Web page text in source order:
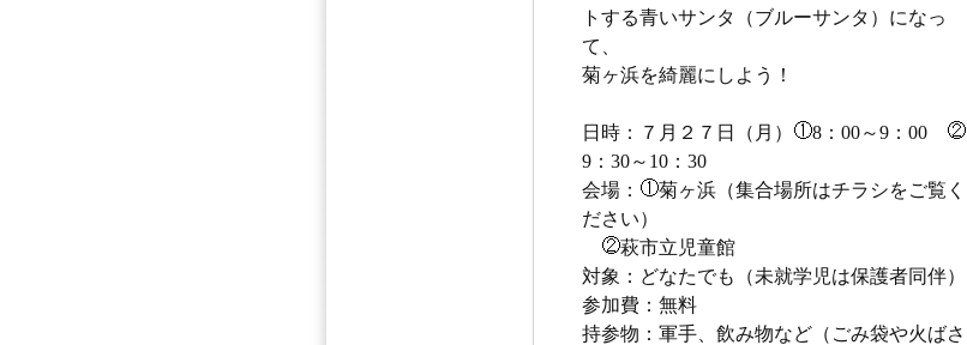
トする青いサンタ（ブルーサンタ）になっ
て、
菊ヶ浜を綺麗にしよう！
日時：７月２７日（月）
8：00～9：00
9：30～10：30
会場：
菊ヶ浜（集合場所はチラシをご覧く
ださい）
萩市立児童館
対象：どなたでも（未就学児は保護者同伴）
参加費：無料
持参物：軍手、飲み物など（ごみ袋や火ばさ